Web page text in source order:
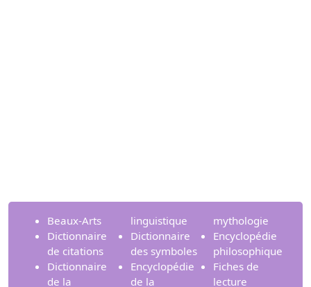
Beaux-Arts
Dictionnaire
de citations
Dictionnaire
de la
linguistique
Dictionnaire
des symboles
Encyclopédie
de la
mythologie
Encyclopédie
philosophique
Fiches de
lecture